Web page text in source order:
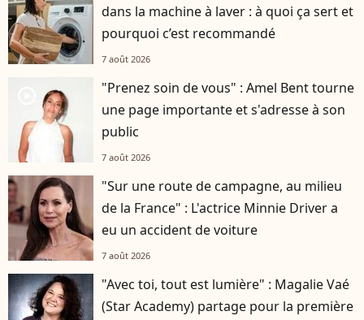
dans la machine à laver : à quoi ça sert et
pourquoi c’est recommandé
7 août 2026
"Prenez soin de vous" : Amel Bent tourne
une page importante et s'adresse à son
public
7 août 2026
"Sur une route de campagne, au milieu
de la France" : L'actrice Minnie Driver a
eu un accident de voiture
7 août 2026
"Avec toi, tout est lumière" : Magalie Vaé
(Star Academy) partage pour la première